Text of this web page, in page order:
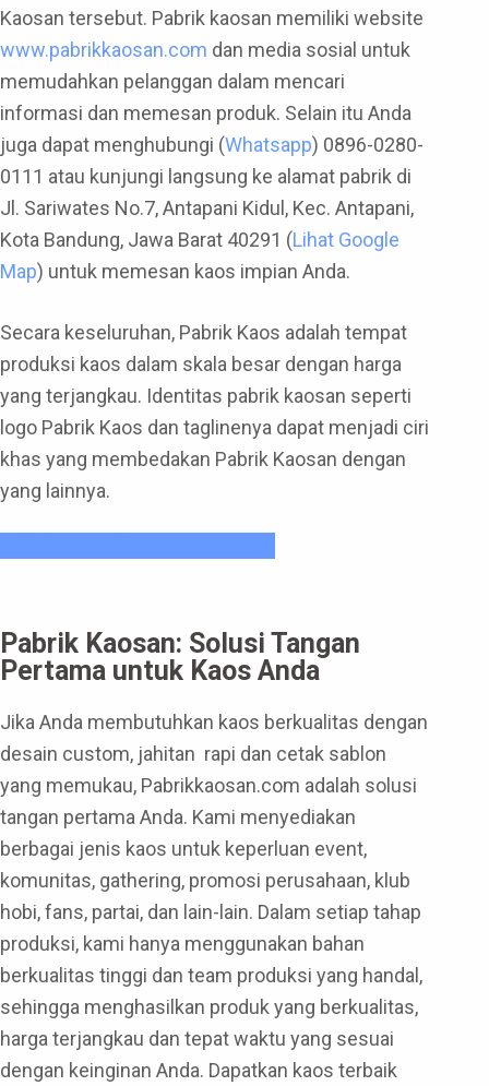
Kaosan tersebut. Pabrik kaosan memiliki website
www.pabrikkaosan.com dan media sosial untuk
memudahkan pelanggan dalam mencari
informasi dan memesan produk. Selain itu Anda
juga dapat menghubungi (Whatsapp) 0896-0280-
0111 atau kunjungi langsung ke alamat pabrik di
Jl. Sariwates No.7, Antapani Kidul, Kec. Antapani,
Kota Bandung, Jawa Barat 40291 (Lihat Google
Map) untuk memesan kaos impian Anda.
Secara keseluruhan, Pabrik Kaos adalah tempat
produksi kaos dalam skala besar dengan harga
yang terjangkau. Identitas pabrik kaosan seperti
logo Pabrik Kaos dan taglinenya dapat menjadi ciri
khas yang membedakan Pabrik Kaosan dengan
yang lainnya.
Pabrik Kaosan: Solusi Tangan
Pertama untuk Kaos Anda
Jika Anda membutuhkan kaos berkualitas dengan
desain custom, jahitan rapi dan cetak sablon
yang memukau, Pabrikkaosan.com adalah solusi
tangan pertama Anda. Kami menyediakan
berbagai jenis kaos untuk keperluan event,
komunitas, gathering, promosi perusahaan, klub
hobi, fans, partai, dan lain-lain. Dalam setiap tahap
produksi, kami hanya menggunakan bahan
berkualitas tinggi dan team produksi yang handal,
sehingga menghasilkan produk yang berkualitas,
harga terjangkau dan tepat waktu yang sesuai
dengan keinginan Anda. Dapatkan kaos terbaik